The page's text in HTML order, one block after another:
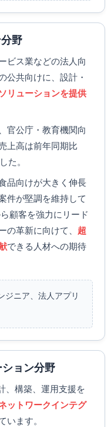
野
ビス業などの法人向
公共向けに、設計・
リューションを提供
官公庁・教育機関向
上高は前年同期比
た。
品向けが大きく伸長
件が堅調を維持して
顧客を強力にリード
の革新に向けて、 超
できる人材への期待
ジニア、法人アプリ
ョン分野
、構築、運用支援を
ットワークインテグ
います。